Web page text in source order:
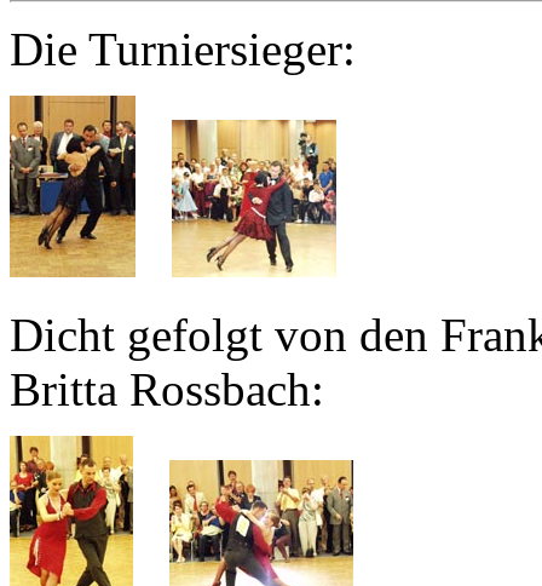
Die Turniersieger:
Dicht gefolgt von den
Britta Rossbach: